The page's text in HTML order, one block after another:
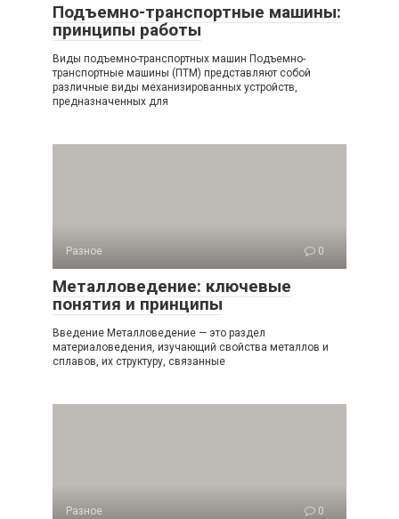
Подъемно-транспортные машины:
принципы работы
Виды подъемно-транспортных машин Подъемно-
транспортные машины (ПТМ) представляют собой
различные виды механизированных устройств,
предназначенных для
Разное 0
Металловедение: ключевые
понятия и принципы
Введение Металловедение — это раздел
материаловедения, изучающий свойства металлов и
сплавов, их структуру, связанные
Разное 0